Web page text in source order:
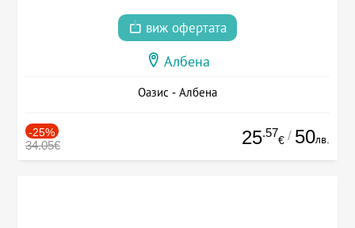
виж офертата
Албена
Оазис - Албена
-25%
34.05€ 25.57
€ / 50лв.